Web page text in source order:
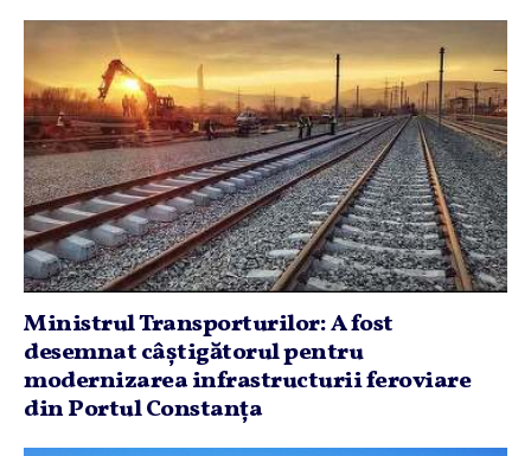
Ministrul Transporturilor: A fost
desemnat câştigătorul pentru
modernizarea infrastructurii feroviare
din Portul Constanţa